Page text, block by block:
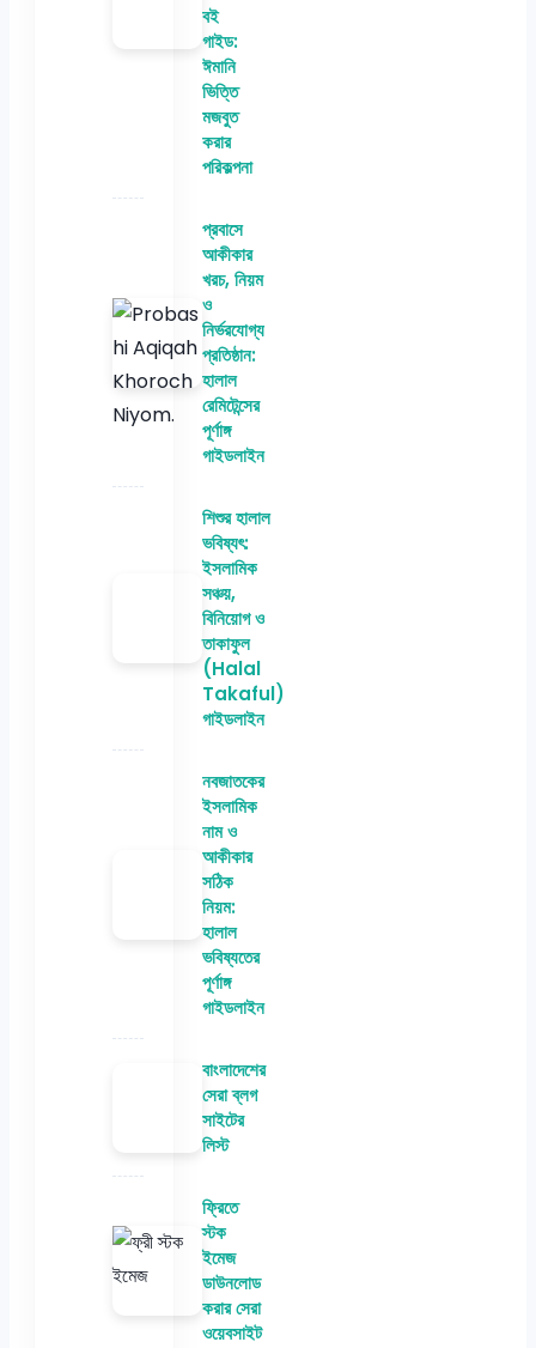
বই
গাইড:
ঈমানি
ভিত্তি
মজবুত
করার
পরিকল্পনা
প্রবাসে
আকীকার
খরচ, নিয়ম
ও
নির্ভরযোগ্য
প্রতিষ্ঠান:
হালাল
রেমিটেন্সের
পূর্ণাঙ্গ
গাইডলাইন
শিশুর হালাল
ভবিষ্যৎ:
ইসলামিক
সঞ্চয়,
বিনিয়োগ ও
তাকাফুল
(Halal
Takaful)
গাইডলাইন
নবজাতকের
ইসলামিক
নাম ও
আকীকার
সঠিক
নিয়ম:
হালাল
ভবিষ্যতের
পূর্ণাঙ্গ
গাইডলাইন
বাংলাদেশের
সেরা ব্লগ
সাইটের
লিস্ট
ফ্রিতে
স্টক
ইমেজ
ডাউনলোড
করার সেরা
ওয়েবসাইট